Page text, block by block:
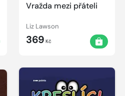
Vražda mezi přáteli
Liz Lawson
369 Kč